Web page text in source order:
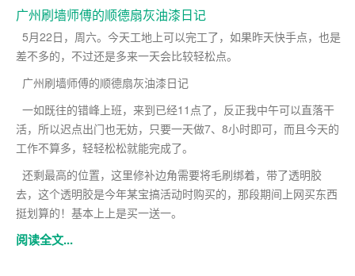
广州刷墙师傅的顺德扇灰油漆日记
5月22日，周六。今天工地上可以完工了，如果昨天快手点，也是
差不多的，不过还是多来一天会比较轻松点。
广州刷墙师傅的顺德扇灰油漆日记
一如既往的错峰上班，来到已经11点了，反正我中午可以直落干
活，所以迟点出门也无妨，只要一天做7、8小时即可，而且今天的
工作不算多，轻轻松松就能完成了。
还剩最高的位置，这里修补边角需要将毛刷绑着，带了透明胶
去，这个透明胶是今年某宝搞活动时购买的，那段期间上网买东西
挺划算的！基本上上是买一送一。
阅读全文...